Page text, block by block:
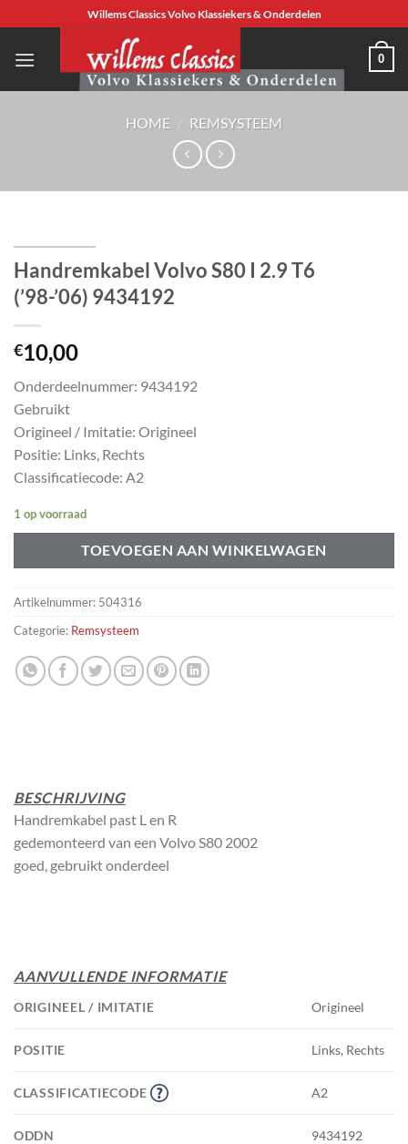
naar
inhoud
Willems Classics Volvo Klassiekers & Onderdelen
0
HOME / REMSYSTEEM
Handremkabel Volvo S80 I 2.9 T6
(’98-’06) 9434192
€10,00
Onderdeelnummer: 9434192
Gebruikt
Origineel / Imitatie: Origineel
Positie: Links, Rechts
Classificatiecode: A2
1 op voorraad
TOEVOEGEN AAN WINKELWAGEN
Artikelnummer: 504316
Categorie: Remsysteem
BESCHRIJVING
Handremkabel past L en R
gedemonteerd van een Volvo S80 2002
goed, gebruikt onderdeel
AANVULLENDE INFORMATIE
ORIGINEEL / IMITATIE Origineel
POSITIE Links, Rechts
CLASSIFICATIECODE A2
ODDN 9434192